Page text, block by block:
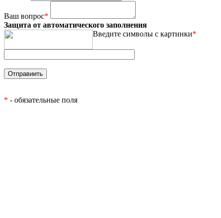
Ваш вопрос*
Защита от автоматического заполнения
Введите символы с картинки*
* - обязательные поля